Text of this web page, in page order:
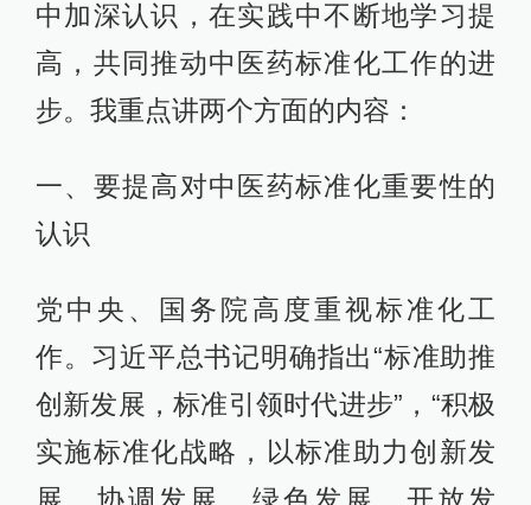
中加深认识，在实践中不断地学习提
高，共同推动中医药标准化工作的进
步。我重点讲两个方面的内容：
一、要提高对中医药标准化重要性的
认识
党中央、国务院高度重视标准化工
作。习近平总书记明确指出“标准助推
创新发展，标准引领时代进步”，“积极
实施标准化战略，以标准助力创新发
展、协调发展、绿色发展、开放发